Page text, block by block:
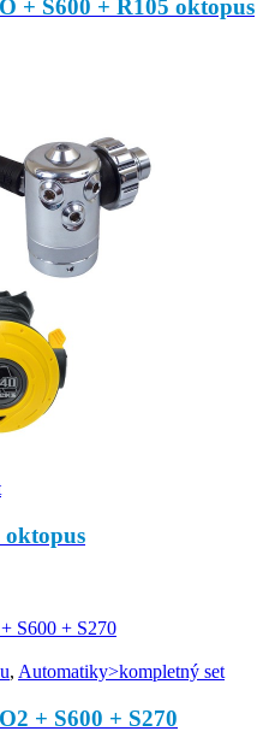
+ S600 + R105 oktopus
oktopus
, Automatiky>kompletný set
+ S600 + S270